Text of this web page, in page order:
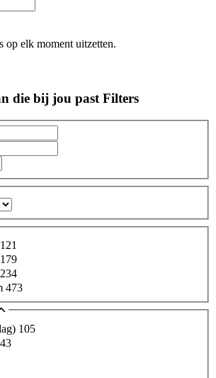
op elk moment uitzetten.
die bij jou past Filters
121
179
234
473
105
43